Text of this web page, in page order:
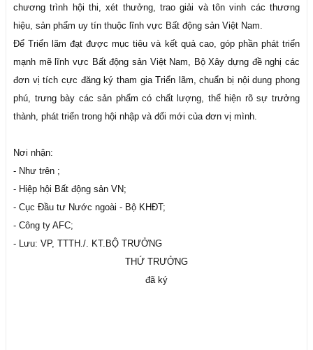
chương trình hội thi, xét thưởng, trao giải và tôn vinh các thương
hiệu, sản phẩm uy tín thuộc lĩnh vực Bất động sản Việt Nam.
Để Triển lãm đạt được mục tiêu và kết quả cao, góp phần phát triển
mạnh mẽ lĩnh vực Bất động sản Việt Nam, Bộ Xây dựng đề nghị các
đơn vị tích cực đăng ký tham gia Triển lãm, chuẩn bị nội dung phong
phú, trưng bày các sản phẩm có chất lượng, thể hiện rõ sự trưởng
thành, phát triển trong hội nhập và đổi mới của đơn vị mình.
Nơi nhận:
- Như trên ;
- Hiệp hội Bất động sản VN;
- Cục Đầu tư Nước ngoài - Bộ KHĐT;
- Công ty AFC;
- Lưu: VP, TTTH./. KT.BỘ TRƯỞNG
THỨ TRƯỞNG
đã ký